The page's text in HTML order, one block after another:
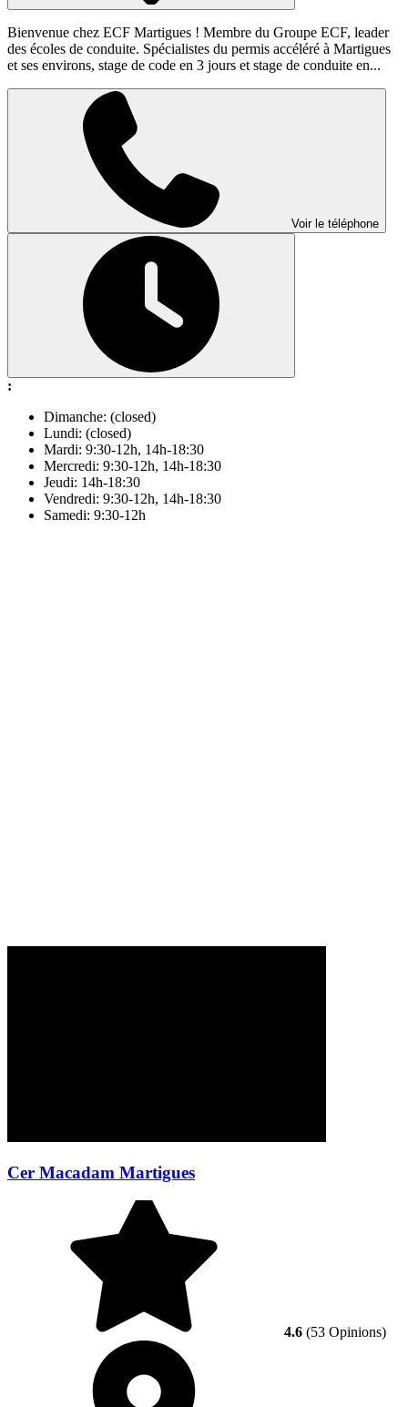
Bienvenue chez ECF Martigues ! Membre du Groupe ECF, leader
des écoles de conduite. Spécialistes du permis accéléré à Martigues
et ses environs, stage de code en 3 jours et stage de conduite en...
Voir le téléphone
:
Dimanche: (closed)
Lundi: (closed)
Mardi: 9:30-12h, 14h-18:30
Mercredi: 9:30-12h, 14h-18:30
Jeudi: 14h-18:30
Vendredi: 9:30-12h, 14h-18:30
Samedi: 9:30-12h
Cer Macadam Martigues
4.6 (53 Opinions)